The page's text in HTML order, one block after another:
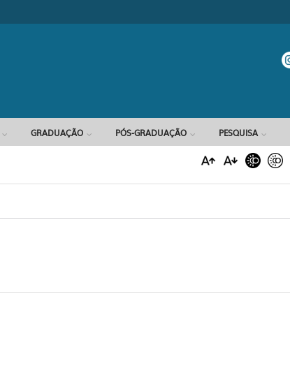
Formulário de busca
GRADUAÇÃO PÓS-GRADUAÇÃO PESQUISA